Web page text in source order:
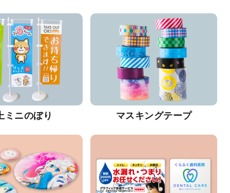
ミニのぼり マスキングテープ